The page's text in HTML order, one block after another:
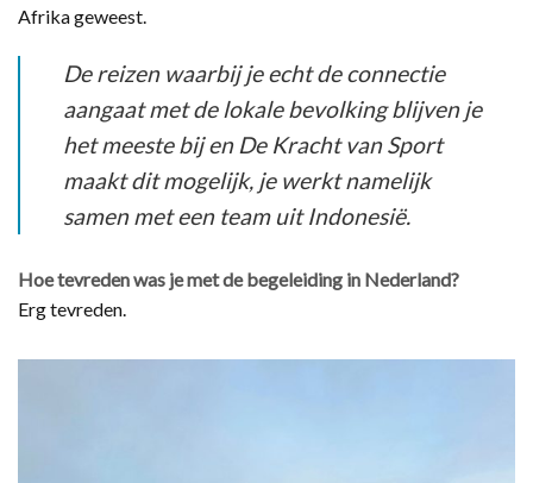
Afrika geweest.
De reizen waarbij je echt de connectie
aangaat met de lokale bevolking blijven je
het meeste bij en De Kracht van Sport
maakt dit mogelijk, je werkt namelijk
samen met een team uit Indonesië.
Hoe tevreden was je met de begeleiding in Nederland?
Erg tevreden.